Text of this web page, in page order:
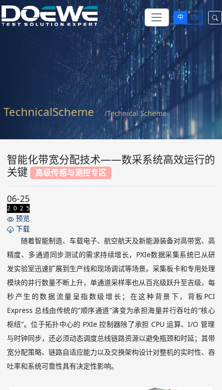
中 EN
TechnicalScheme /Technical Scheme
智能化带宽分配技术——数采系统高效运行的
关键
高级传感与测控专区
06-25
2 0 2 5
预览
下载
随着智能制造、车载电子、航空航天及新能源装备对高带宽、高
精度、多通道同步测试的需求持续增长， PXIe数据采集系统已从研
发实验室迅速扩展到生产线和现场调试等场景。采集板卡和专用处理
模块的并行数量不断上升，单通道采样率也从百兆级跃升至吉级，每
秒产生的数据流量呈指数级增长；在这种背景下，背板 PCI
Express 总线由传统的“顺序通道”演变为承担海量并行吞吐的“核心
枢纽”。位于拓扑中心的 PXIe控制器除了承担 CPU运算、I/O 管理
与时钟同步，还必须动态调度总线链路资源以避免瓶颈和时延；其带
宽分配策略、链路自适应能力以及交换架构设计对整机的实时性、吞
吐率和系统可靠性具有决定性影响。